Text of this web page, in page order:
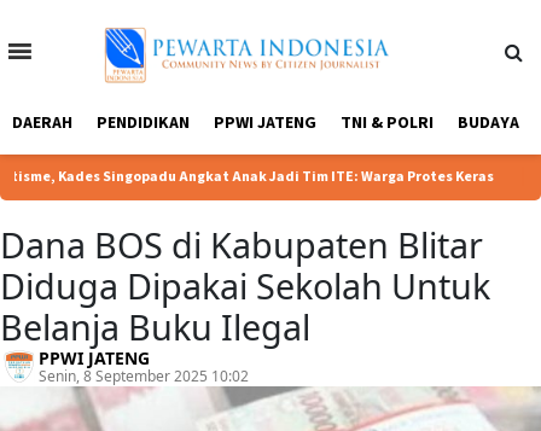
Home
Tentang
Redaksi
Kebijakan
DAERAH PENDIDIKAN PPWI JATENG TNI & POLRI BUDAYA
Kades Singopadu Angkat Anak Jadi Tim ITE: Warga Protes Keras |
Dana BOS di Kabupaten Blitar
Diduga Dipakai Sekolah Untuk
Belanja Buku Ilegal
PPWI JATENG
Senin, 8 September 2025 10:02